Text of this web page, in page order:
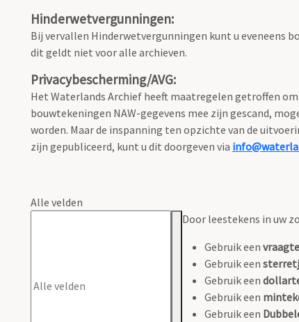
Hinderwetvergunningen:
Bij vervallen Hinderwetvergunningen kunt u eveneens
dit geldt niet voor alle archieven.
Privacybescherming/AVG:
Het Waterlands Archief heeft maatregelen getroffen
bouwtekeningen NAW-gegevens mee zijn gescand,
worden. Maar de inspanning ten opzichte van de
zijn gepubliceerd, kunt u dit doorgeven via
Alle velden
Door leestekens in uw
Gebruik een
Gebruik een
Gebruik een
Gebruik een
Gebruik een